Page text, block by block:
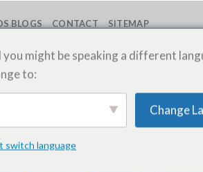
BLOGS CONTACT SITEMAP
THIS IS A
SIMPLE
HEADLINE
might be speaking a different
to:
Change
switch language